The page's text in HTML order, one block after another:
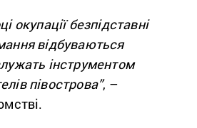
окупації безпідставні
відбуваються
інструментом
півострова”, –